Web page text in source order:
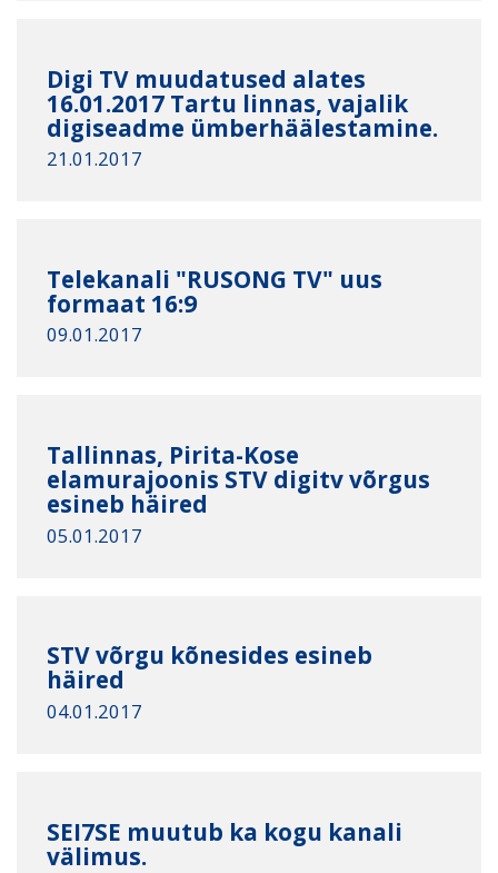
Digi TV muudatused alates
16.01.2017 Tartu linnas, vajalik
digiseadme ümberhäälestamine.
21.01.2017
Telekanali "RUSONG TV" uus
formaat 16:9
09.01.2017
Tallinnas, Pirita-Kose
elamurajoonis STV digitv võrgus
esineb häired
05.01.2017
STV võrgu kõnesides esineb
häired
04.01.2017
SEI7SE muutub ka kogu kanali
välimus.